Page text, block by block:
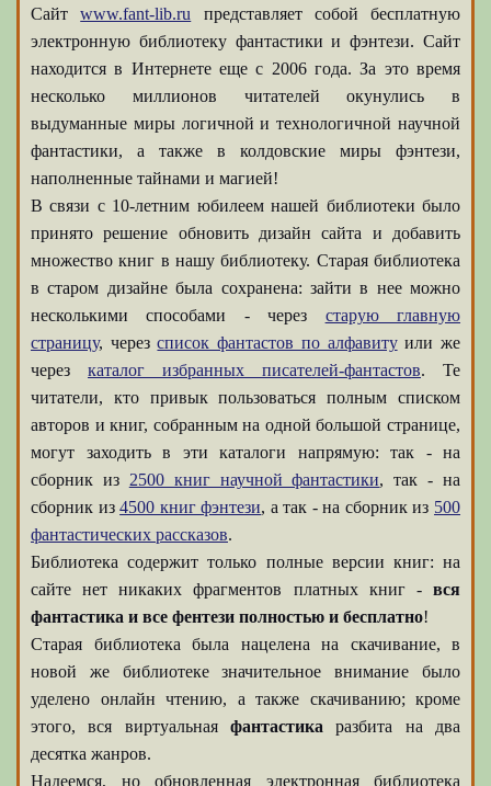
Сайтwww.fant-lib.ru представляет собой бесплатную
электронную библиотеку фантастики и фэнтези. Сайт
находится в Интернете еще с 2006 года. За это время
несколько миллионов читателей окунулись в
выдуманные миры логичной и технологичной научной
фантастики, а также в колдовские миры фэнтези,
наполненные тайнами и магией!
В связи с 10-летним юбилеем нашей библиотеки было
принято решение обновить дизайн сайта и добавить
множество книг в нашу библиотеку. Старая библиотека
в старом дизайне была сохранена: зайти в нее можно
несколькими способами - через старую главную
страницу, черезсписок фантастов по алфавитуили же
через каталог избранных писателей-фантастов. Те
читатели, кто привык пользоваться полным списком
авторов и книг, собранным на одной большой странице,
могут заходить в эти каталоги напрямую: так - на
сборник из 2500 книг научной фантастики, так - на
сборник из4500 книг фэнтези, а так - на сборник из 500
фантастических рассказов.
Библиотека содержит только полные версии книг: на
сайте нет никаких фрагментов платных книг - вся
фантастика и все фентези полностью и бесплатно!
Старая библиотека была нацелена на скачивание, в
новой же библиотеке значительное внимание было
уделено онлайн чтению, а также скачиванию; кроме
этого, вся виртуальная фантастика разбита на два
десятка жанров.
Надеемся, но обновленная электронная библиотека